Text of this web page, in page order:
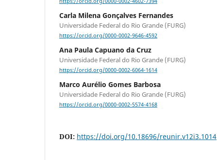
Carla Milena Gonçalves Fernandes
Universidade Federal do Rio Grande (FURG)
https://orcid.org/0000-0002-9646-4592
Ana Paula Capuano da Cruz
Universidade Federal do Rio Grande (FURG)
https://orcid.org/0000-0002-6064-1614
Marco Aurélio Gomes Barbosa
Universidade Federal do Rio Grande (FURG)
https://orcid.org/0000-0002-5574-4168
DOI: https://doi.org/10.18696/reunir.v12i3.1014